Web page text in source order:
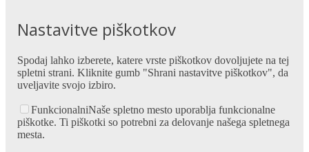
Nastavitve piškotkov
Spodaj lahko izberete, katere vrste piškotkov dovoljujete na tej
spletni strani. Kliknite gumb "Shrani nastavitve piškotkov", da
uveljavite svojo izbiro.
FunkcionalniNaše spletno mesto uporablja funkcionalne
piškotke. Ti piškotki so potrebni za delovanje našega spletnega
mesta.